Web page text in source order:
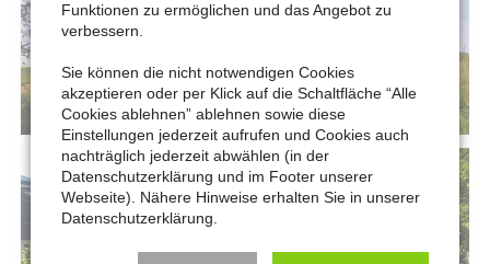
Funktionen zu ermöglichen und das Angebot zu
verbessern.
Sie können die nicht notwendigen Cookies
akzeptieren oder per Klick auf die Schaltfläche “Alle
Cookies ablehnen” ablehnen sowie diese
Einstellungen jederzeit aufrufen und Cookies auch
nachträglich jederzeit abwählen (in der
Datenschutzerklärung und im Footer unserer
Webseite). Nähere Hinweise erhalten Sie in unserer
Datenschutzerklärung.